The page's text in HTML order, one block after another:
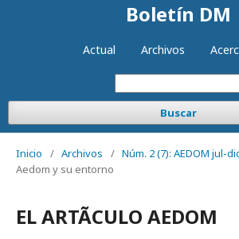
Boletín DM
Actual Archivos
Buscar
Inicio / Archivos / Núm. 2 (7): AEDOM jul-
Aedom y su entorno
EL ARTÃCULO AEDOM